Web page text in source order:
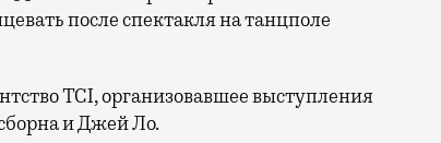
после спектакля на танцполе
TCI, организовавшее выступления
и Джей Ло.